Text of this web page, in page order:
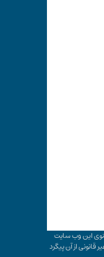
وب سایت
قانونی از آن پیگرد